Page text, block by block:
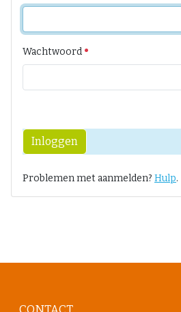
Wachtwoord
Inloggen
Problemen met aanmelden? Hulp.
CONTACT